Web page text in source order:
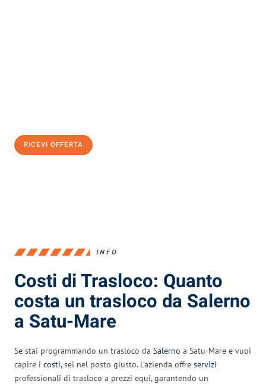
RICEVI OFFERTA
INFO
Costi di Trasloco: Quanto
costa un trasloco da Salerno
a Satu-Mare
Se stai programmando un trasloco da Salerno a Satu-Mare e vuoi
capire i costi, sei nel posto giusto. L’azienda offre servizi
professionali di trasloco a prezzi equi, garantendo un